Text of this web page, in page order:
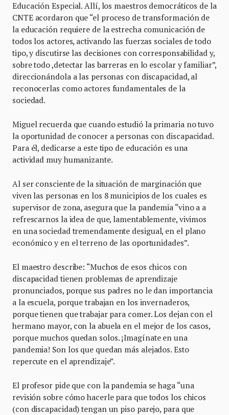
Educación Especial. Allí, los maestros democráticos de la
CNTE acordaron que “el proceso de transformación de
la educación requiere de la estrecha comunicación de
todos los actores, activando las fuerzas sociales de todo
tipo, y discutirse las decisiones con corresponsabilidad y,
sobre todo ,detectar las barreras en lo escolar y familiar”,
direccionándola a las personas con discapacidad, al
reconocerlas como actores fundamentales de la
sociedad.
Miguel recuerda que cuando estudió la primaria no tuvo
la oportunidad de conocer a personas con discapacidad.
Para él, dedicarse a este tipo de educación es una
actividad muy humanizante.
Al ser consciente de la situación de marginación que
viven las personas en los 8 municipios de los cuales es
supervisor de zona, asegura que la pandemia “vino a a
refrescarnos la idea de que, lamentablemente, vivimos
en una sociedad tremendamente desigual, en el plano
económico y en el terreno de las oportunidades”.
El maestro describe: “Muchos de esos chicos con
discapacidad tienen problemas de aprendizaje
pronunciados, porque sus padres no le dan importancia
a la escuela, porque trabajan en los invernaderos,
porque tienen que trabajar para comer. Los dejan con el
hermano mayor, con la abuela en el mejor de los casos,
porque muchos quedan solos. ¡Imagínate en una
pandemia! Son los que quedan más alejados. Esto
repercute en el aprendizaje”.
El profesor pide que con la pandemia se haga “una
revisión sobre cómo hacerle para que todos los chicos
(con discapacidad) tengan un piso parejo, para que